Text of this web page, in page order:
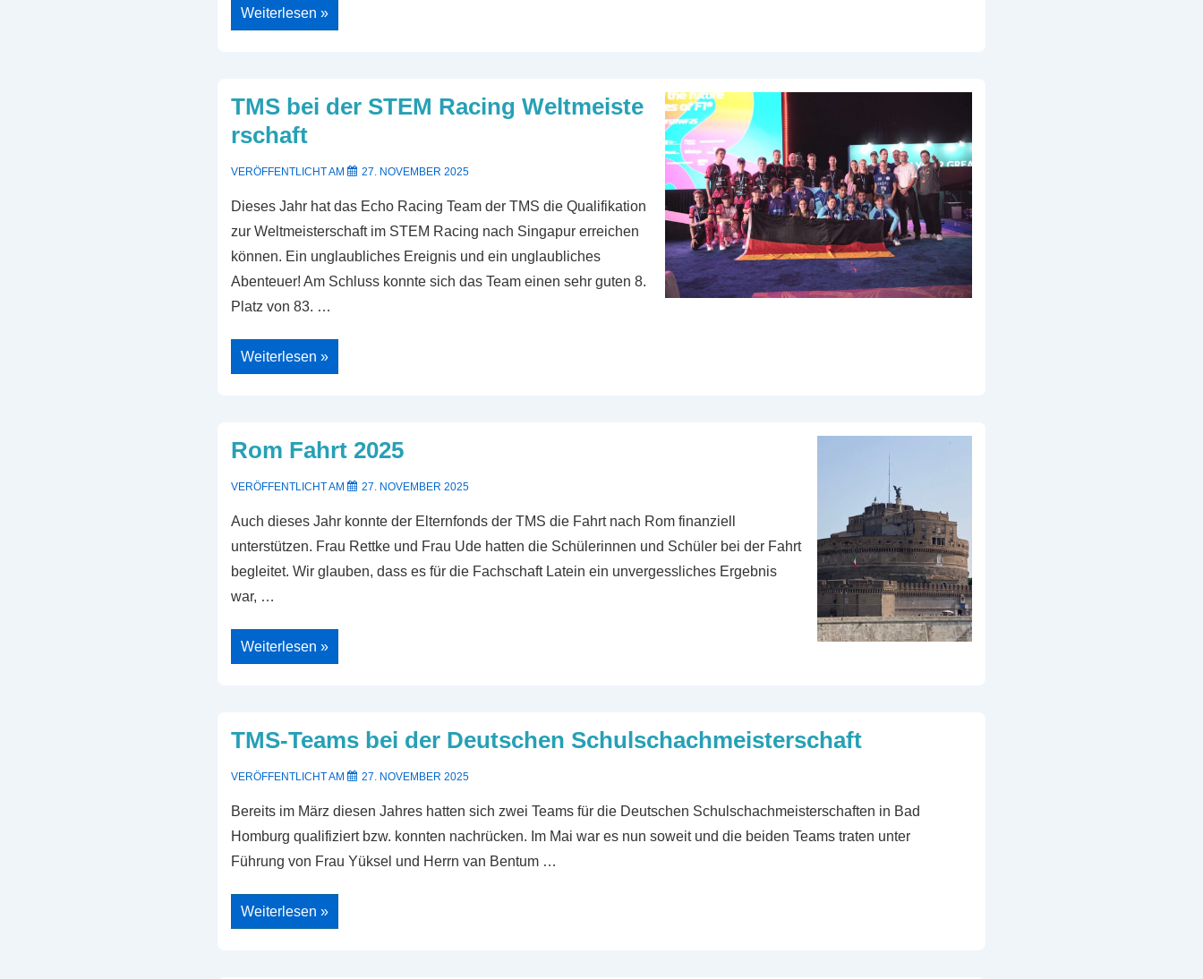
Frankreich
Austausch
2025
Weiterlesen »
TMS bei der STEM Racing Weltmeiste
rschaft
VERÖFFENTLICHT AM 27. NOVEMBER 2025
Dieses Jahr hat das Echo Racing Team der TMS die Qualifikation
zur Weltmeisterschaft im STEM Racing nach Singapur erreichen
können. Ein unglaubliches Ereignis und ein unglaubliches
Abenteuer! Am Schluss konnte sich das Team einen sehr guten 8.
Platz von 83. …
TMS
bei
der
Weiterlesen »
Rom Fahrt 2025
VERÖFFENTLICHT AM 27. NOVEMBER 2025
Auch dieses Jahr konnte der Elternfonds der TMS die Fahrt nach Rom finanziell
unterstützen. Frau Rettke und Frau Ude hatten die Schülerinnen und Schüler bei der Fahrt
begleitet. Wir glauben, dass es für die Fachschaft Latein ein unvergessliches Ergebnis
war, …
Rom
Fahrt
2025
Weiterlesen »
TMS-Teams bei der Deutschen Schulschachmeisterschaft
VERÖFFENTLICHT AM 27. NOVEMBER 2025
Bereits im März diesen Jahres hatten sich zwei Teams für die Deutschen Schulschachmeisterschaften in Bad
Homburg qualifiziert bzw. konnten nachrücken. Im Mai war es nun soweit und die beiden Teams traten unter
Führung von Frau Yüksel und Herrn van Bentum …
TMS-
Teams
bei
Weiterlesen »